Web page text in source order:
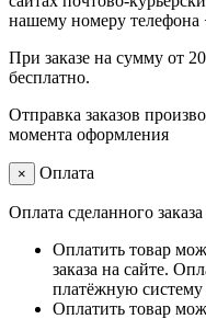
нашему номеру телефона
При заказе на сумму от
бесплатно.
Отправка заказов
момента оформления
× Оплата
Оплата сделанного
Оплатить товар
заказа на сайте.
платёжную
Оплатить товар